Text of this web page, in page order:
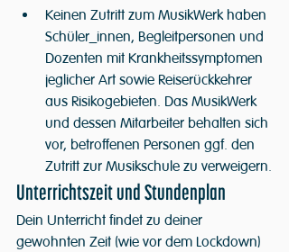
Keinen Zutritt zum MusikWerk haben
Schüler_innen, Begleitpersonen und
Dozenten mit Krankheitssymptomen
jeglicher Art sowie Reiserückkehrer
aus Risikogebieten. Das MusikWerk
und dessen Mitarbeiter behalten sich
vor, betroffenen Personen ggf. den
Zutritt zur Musikschule zu verweigern.
Unterrichtszeit und Stundenplan
Dein Unterricht findet zu deiner
gewohnten Zeit (wie vor dem Lockdown)